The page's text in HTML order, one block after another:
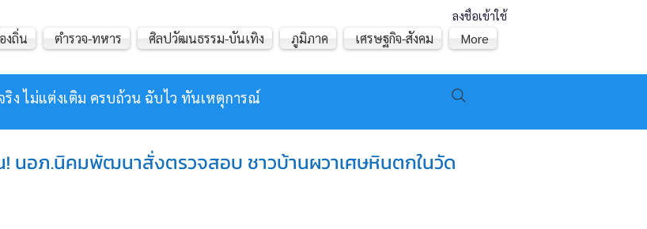
ลงชื่อเข้าใช้
ริง ไม่แต่งเติม ครบถ้วน ฉับไว ทันเหตุการณ์
งถิ่น ตำรวจ-ทหาร ศิลปวัฒนธรรม-บันเทิง ภูมิภาค เศรษฐกิจ-สังคม More
! นอภ.นิคมพัฒนาสั่งตรวจสอบ ชาวบ้านผวาเศษหินตกในวัด